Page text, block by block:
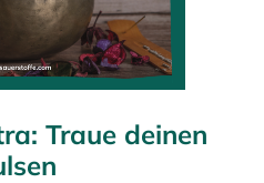
Traue deinen